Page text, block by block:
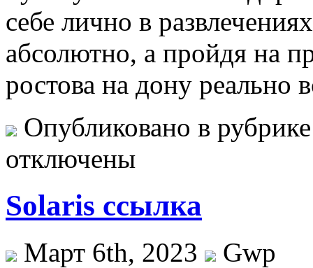
себе лично в
абсолютно, а пройдя на
ростова на дону реально
Опубликовано в
отключены
Solaris ссылка
Март 6th, 2023
Gwp